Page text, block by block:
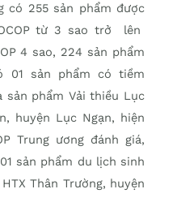
có 255 sản phẩm được
từ 3 sao trở lên
4 sao, 224 sản phẩm
01 sản phẩm có tiềm
sản phẩm Vải thiều Lục
huyện Lục Ngạn, hiện
Trung ương đánh giá,
sản phẩm du lịch sinh
Thân Trường, huyện